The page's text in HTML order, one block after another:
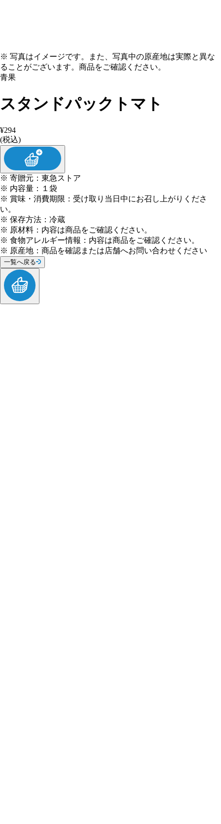
※ 写真はイメージです。また、写真中の原産地は実際と異な
ることがございます。商品をご確認ください。
青果
スタンドパックトマト
¥294
(税込)
※ 寄贈元 ： 東急ストア
※ 内容量 ：
１袋
※ 賞味・消費期限 ： 受け取り当日中にお召し上がりくださ
い。
※ 保存方法 ： 冷蔵
※ 原材料 ： 内容は商品をご確認ください。
※ 食物アレルギー情報 ： 内容は商品をご確認ください。
※ 原産地 ： 商品を確認または店舗へお問い合わせください
一覧へ戻る